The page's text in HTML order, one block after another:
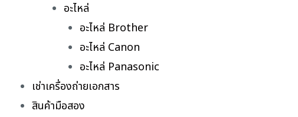
อะไหล่
อะไหล่ Brother
อะไหล่ Canon
อะไหล่ Panasonic
เช่าเครื่องถ่ายเอกสาร
สินค้ามือสอง